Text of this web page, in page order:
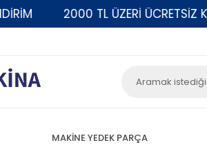
2000 TL ÜZERİ ÜCRETSİZ KARGO
MAKİNE YEDEK PARÇA